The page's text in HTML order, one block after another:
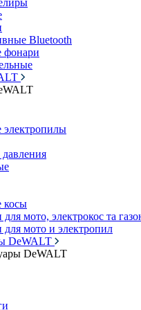
Bluetooth
фонари
электропилы
косы
мото, электрокос та
мото и электропил
DeWALT
DeWALT